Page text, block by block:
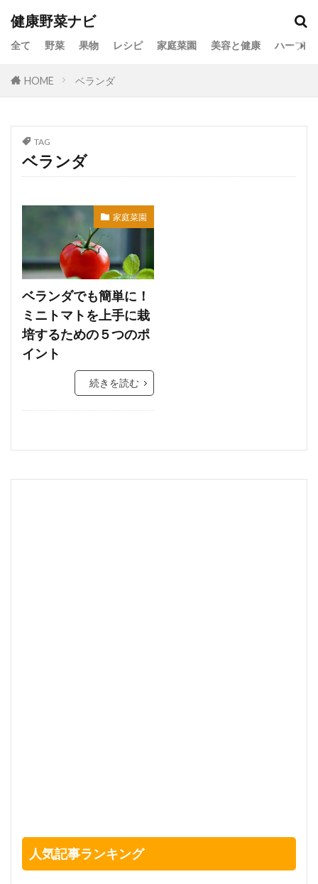
健康野菜ナビ
全て 野菜 果物 レシピ 家庭菜園 美容と健康 ハーブ
HOME ベランダ
TAG
ベランダ
家庭菜園
ベランダでも簡単に！
ミニトマトを上手に栽
培するための５つのポ
イント
続きを読む
人気記事ランキング